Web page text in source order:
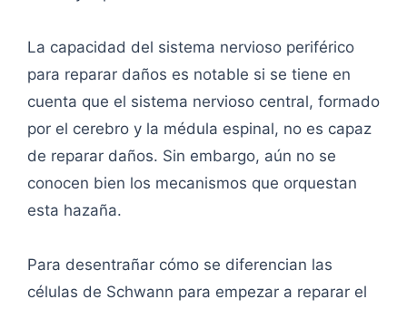
La capacidad del sistema nervioso periférico
para reparar daños es notable si se tiene en
cuenta que el sistema nervioso central, formado
por el cerebro y la médula espinal, no es capaz
de reparar daños. Sin embargo, aún no se
conocen bien los mecanismos que orquestan
esta hazaña.
Para desentrañar cómo se diferencian las
células de Schwann para empezar a reparar el